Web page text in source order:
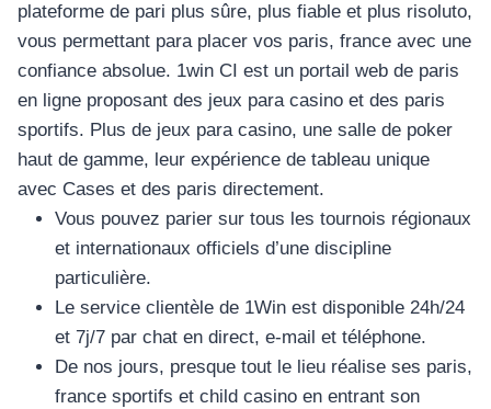
plateforme de pari plus sûre, plus fiable et plus risoluto,
vous permettant para placer vos paris, france avec une
confiance absolue. 1win CI est un portail web de paris
en ligne proposant des jeux para casino et des paris
sportifs. Plus de jeux para casino, une salle de poker
haut de gamme, leur expérience de tableau unique
avec Cases et des paris directement.
Vous pouvez parier sur tous les tournois régionaux
et internationaux officiels d’une discipline
particulière.
Le service clientèle de 1Win est disponible 24h/24
et 7j/7 par chat en direct, e-mail et téléphone.
De nos jours, presque tout le lieu réalise ses paris,
france sportifs et child casino en entrant son